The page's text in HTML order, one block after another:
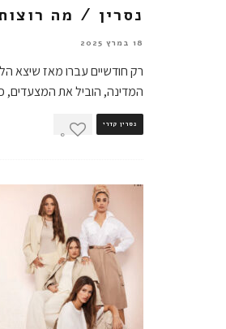
נסרין / מה
18 במרץ 2025
רק חודשיים עברו מאז שיצא
המדינה, הוביל את המצעדים,
נסרין קדרי
0